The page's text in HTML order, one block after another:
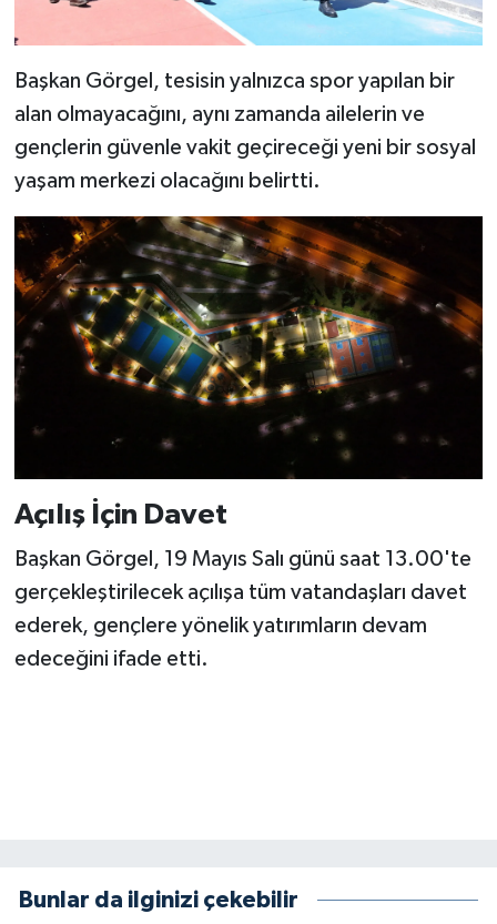
Başkan Görgel, tesisin yalnızca spor yapılan bir
alan olmayacağını, aynı zamanda ailelerin ve
gençlerin güvenle vakit geçireceği yeni bir sosyal
yaşam merkezi olacağını belirtti.
Açılış İçin Davet
Başkan Görgel, 19 Mayıs Salı günü saat 13.00'te
gerçekleştirilecek açılışa tüm vatandaşları davet
ederek, gençlere yönelik yatırımların devam
edeceğini ifade etti.
Bunlar da ilginizi çekebilir